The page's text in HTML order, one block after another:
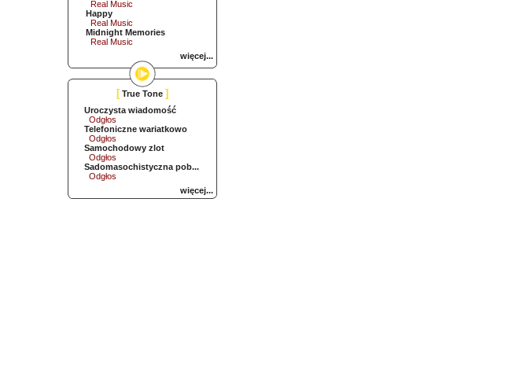
Real Music
Happy
Real Music
Midnight Memories
Real Music
więcej...
[ True Tone ]
Uroczysta wiadomość
Odgłos
Telefoniczne wariatkowo
Odgłos
Samochodowy zlot
Odgłos
Sadomasochistyczna pob...
Odgłos
więcej...